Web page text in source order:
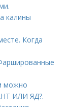
калины
Когда
можно
ИЛИ ЯД?.